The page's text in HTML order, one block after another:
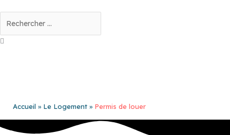
contenu
Accueil Le Logement Permis de louer